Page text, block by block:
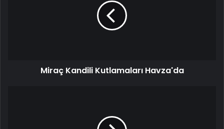
Miraç Kandili Kutlamaları Havza'da